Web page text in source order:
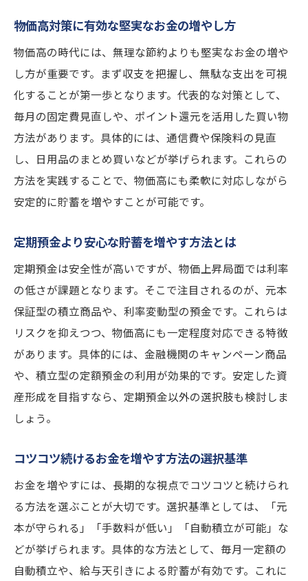
物価高対策に有効な堅実なお金の増やし方
物価高の時代には、無理な節約よりも堅実なお金の増や
し方が重要です。まず収支を把握し、無駄な支出を可視
化することが第一歩となります。代表的な対策として、
毎月の固定費見直しや、ポイント還元を活用した買い物
方法があります。具体的には、通信費や保険料の見直
し、日用品のまとめ買いなどが挙げられます。これらの
方法を実践することで、物価高にも柔軟に対応しながら
安定的に貯蓄を増やすことが可能です。
定期預金より安心な貯蓄を増やす方法とは
定期預金は安全性が高いですが、物価上昇局面では利率
の低さが課題となります。そこで注目されるのが、元本
保証型の積立商品や、利率変動型の預金です。これらは
リスクを抑えつつ、物価高にも一定程度対応できる特徴
があります。具体的には、金融機関のキャンペーン商品
や、積立型の定額預金の利用が効果的です。安定した資
産形成を目指すなら、定期預金以外の選択肢も検討しま
しょう。
コツコツ続けるお金を増やす方法の選択基準
お金を増やすには、長期的な視点でコツコツと続けられ
る方法を選ぶことが大切です。選択基準としては、「元
本が守られる」「手数料が低い」「自動積立が可能」な
どが挙げられます。具体的な方法として、毎月一定額の
自動積立や、給与天引きによる貯蓄が有効です。これに